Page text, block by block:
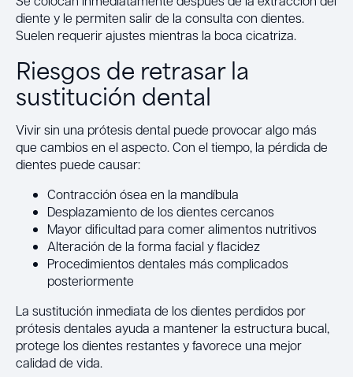
diente y le permiten salir de la consulta con dientes.
Suelen requerir ajustes mientras la boca cicatriza.
Riesgos de retrasar la
sustitución dental
Vivir sin una prótesis dental puede provocar algo más
que cambios en el aspecto. Con el tiempo, la pérdida de
dientes puede causar:
Contracción ósea en la mandíbula
Desplazamiento de los dientes cercanos
Mayor dificultad para comer alimentos nutritivos
Alteración de la forma facial y flacidez
Procedimientos dentales más complicados
posteriormente
La sustitución inmediata de los dientes perdidos por
prótesis dentales ayuda a mantener la estructura bucal,
protege los dientes restantes y favorece una mejor
calidad de vida.